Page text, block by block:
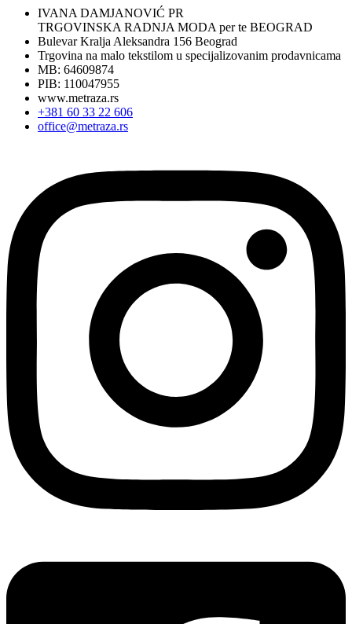
IVANA DAMJANOVIĆ PR
TRGOVINSKA RADNJA MODA per te BEOGRAD
Bulevar Kralja Aleksandra 156 Beograd
Trgovina na malo tekstilom u specijalizovanim prodavnicama
MB: 64609874
PIB: 110047955
www.metraza.rs
+381 60 33 22 606
office@metraza.rs